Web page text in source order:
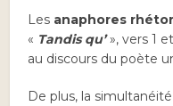
Les anaphores
« Tandis qu’», vers 1
au discours du poète
De plus, la